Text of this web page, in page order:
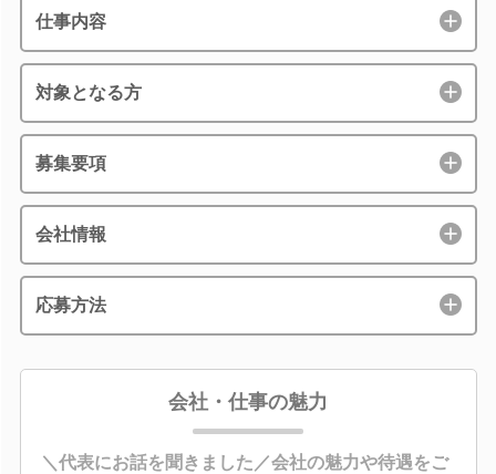
仕事内容
対象となる方
募集要項
会社情報
応募方法
会社・仕事の魅力
＼代表にお話を聞きました／会社の魅力や待遇をご